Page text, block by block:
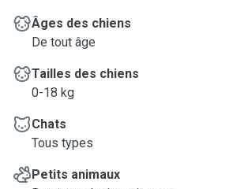
Âges des chiens
De tout âge
Tailles des chiens
0-18 kg
Chats
Tous types
Petits animaux